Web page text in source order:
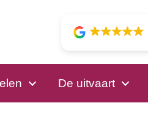
De uitvaart